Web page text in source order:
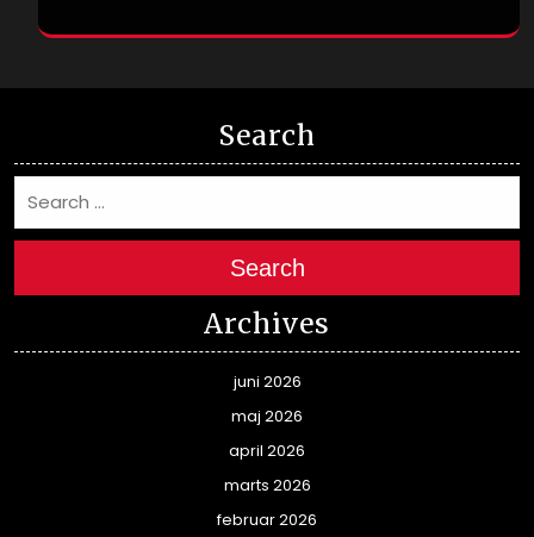
Search
Search
Archives
juni 2026
maj 2026
april 2026
marts 2026
februar 2026